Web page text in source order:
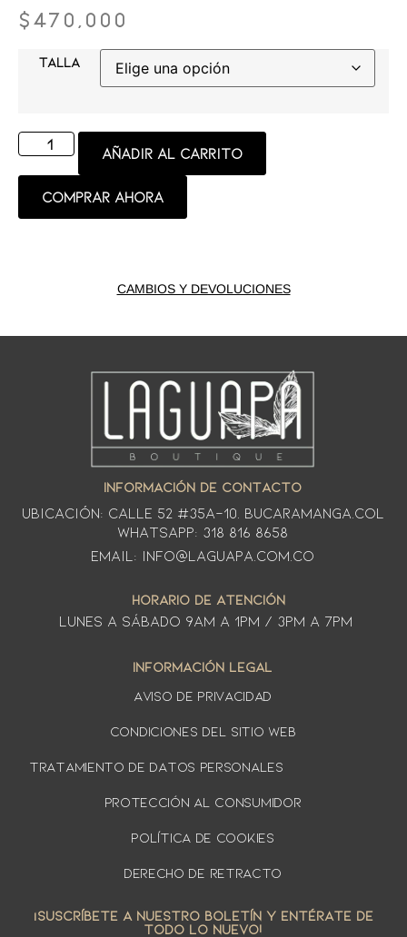
$470,000
TALLA
Añadir al carrito
Comprar ahora
CAMBIOS Y DEVOLUCIONES
INFORMACIÓN DE CONTACTO
Ubicación: CALLE 52 #35A-10. Bucaramanga.Col
WhatsApp: 318 816 8658
Email: info@laguapa.com.co
HORARIO DE ATENCIÓN
LUNES A SÁbado 9am a 1pm / 3pm a 7pm
¡SUSCRÍBETE A NUESTRO BOLETÍN Y ENTÉRATE DE
TODO LO NUEVO!
INFORMACIÓN LEGAL
AVISO DE PRIVACIDAD
Condiciones del sitio web
TRATAMIENTO DE DATOS PERSONALES
PROTECCIÓN AL CONSUMIDOR
Política de cookies
DERECHO DE RETRACTO